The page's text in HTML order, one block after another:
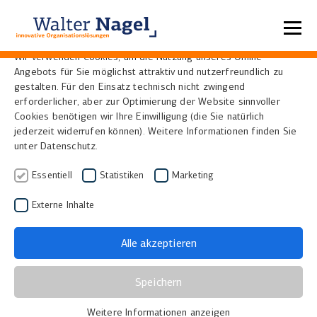
Home Lösungen Scanner Mikrofilmscanner
Mikrofilmscanner – Zügig
und hochwertig
Digitalisieren
Mikrofilm war lange Zeit der wichtigste Datenträger
für die dauerhafte und platzsparende Archivierung in
Kultureinrichtungen aber auch in der Industrie oder
bei Banken und Versicherungen. Und ist es in
BibliothekenundArchivennoch immer.
Datenschutzeinstellungen
Wir verwenden Cookies, um die Nutzung unseres Online-
Angebots für Sie möglichst attraktiv und nutzerfreundlich zu
gestalten. Für den Einsatz technisch nicht zwingend
erforderlicher, aber zur Optimierung der Website sinnvoller
Cookies benötigen wir Ihre Einwilligung (die Sie natürlich
jederzeit widerrufen können). Weitere Informationen finden Sie
unter Datenschutz.
Essentiell Statistiken Marketing
Externe Inhalte
Alle akzeptieren
Speichern
Weitere Informationen anzeigen